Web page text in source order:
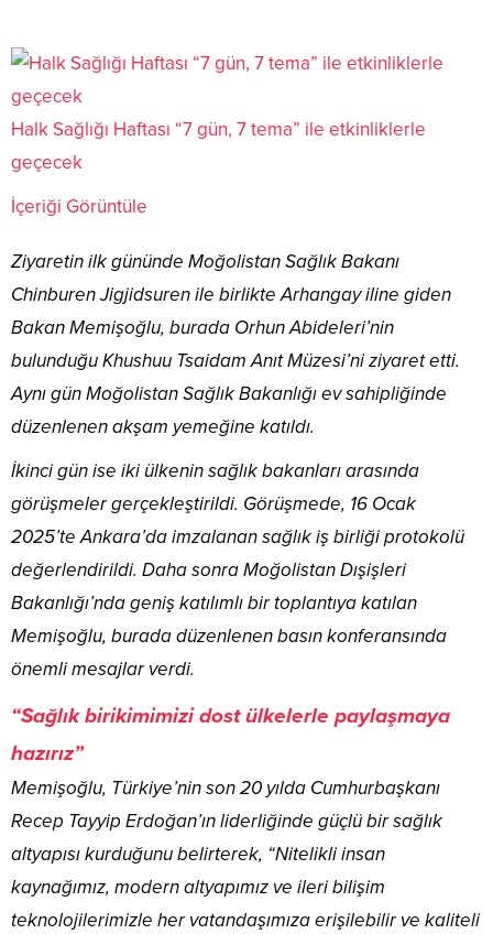
Halk Sağlığı Haftası “7 gün, 7 tema” ile etkinliklerle
geçecek
İçeriği Görüntüle
Ziyaretin ilk gününde Moğolistan Sağlık Bakanı
Chinburen Jigjidsuren ile birlikte Arhangay iline giden
Bakan Memişoğlu, burada Orhun Abideleri’nin
bulunduğu Khushuu Tsaidam Anıt Müzesi’ni ziyaret etti.
Aynı gün Moğolistan Sağlık Bakanlığı ev sahipliğinde
düzenlenen akşam yemeğine katıldı.
İkinci gün ise iki ülkenin sağlık bakanları arasında
görüşmeler gerçekleştirildi. Görüşmede, 16 Ocak
2025’te Ankara’da imzalanan sağlık iş birliği protokolü
değerlendirildi. Daha sonra Moğolistan Dışişleri
Bakanlığı’nda geniş katılımlı bir toplantıya katılan
Memişoğlu, burada düzenlenen basın konferansında
önemli mesajlar verdi.
“Sağlık birikimimizi dost ülkelerle paylaşmaya
hazırız”
Memişoğlu, Türkiye’nin son 20 yılda Cumhurbaşkanı
Recep Tayyip Erdoğan’ın liderliğinde güçlü bir sağlık
altyapısı kurduğunu belirterek, “Nitelikli insan
kaynağımız, modern altyapımız ve ileri bilişim
teknolojilerimizle her vatandaşımıza erişilebilir ve kaliteli